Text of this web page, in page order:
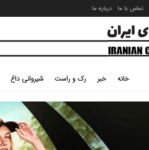
تماس با ما درباره ما
خانه خبر رک و راست شیروانی داغ